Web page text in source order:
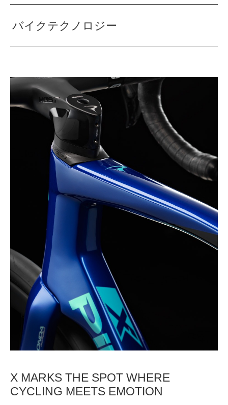
バイクテクノロジー
X MARKS THE SPOT WHERE
CYCLING MEETS EMOTION